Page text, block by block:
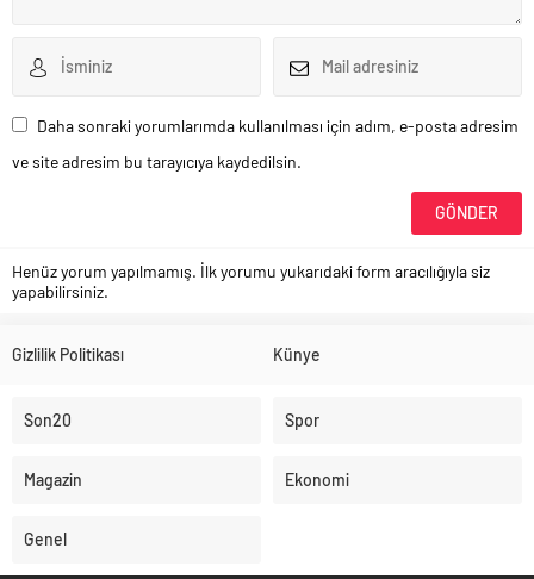
Daha sonraki yorumlarımda kullanılması için adım, e-posta adresim
ve site adresim bu tarayıcıya kaydedilsin.
Henüz yorum yapılmamış. İlk yorumu yukarıdaki form aracılığıyla siz
yapabilirsiniz.
Gizlilik Politikası Künye
Son20 Spor
Magazin Ekonomi
Genel